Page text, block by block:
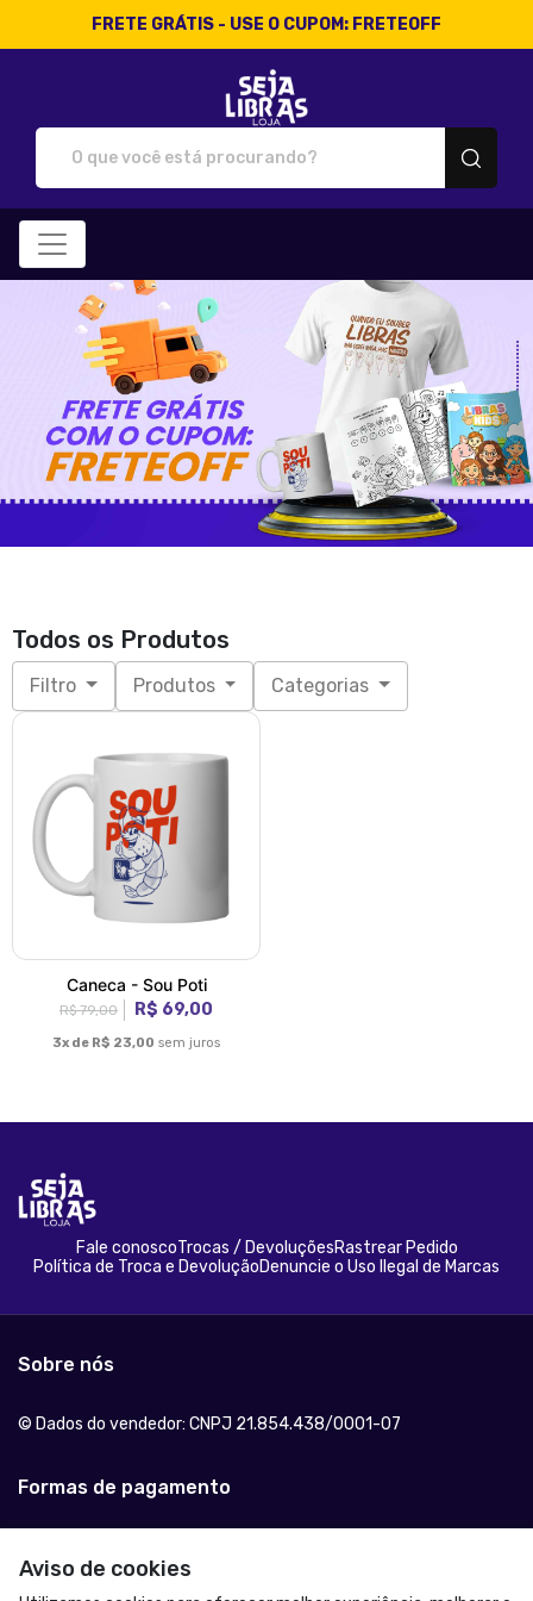
FRETE GRÁTIS - USE O CUPOM: FRETEOFF
Todos os Produtos
Filtro Produtos Categorias
Caneca - Sou Poti
R$ 79,00 R$ 69,00
3x de R$ 23,00 sem juros
Aviso de cookies
Fale conoscoTrocas / DevoluçõesRastrear Pedido
Política de Troca e DevoluçãoDenuncie o Uso Ilegal de Marcas
Sobre nós
© Dados do vendedor: CNPJ 21.854.438/0001-07
Formas de pagamento